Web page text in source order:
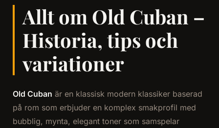
Allt om Old Cuban –
Historia, tips och
variationer
Old Cuban är en klassisk modern klassiker baserad
på rom som erbjuder en komplex smakprofil med
bubblig, mynta, elegant toner som samspelar